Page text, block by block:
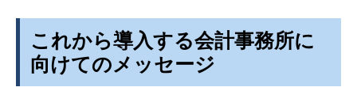
これから導入する会計事務所に
向けてのメッセージ